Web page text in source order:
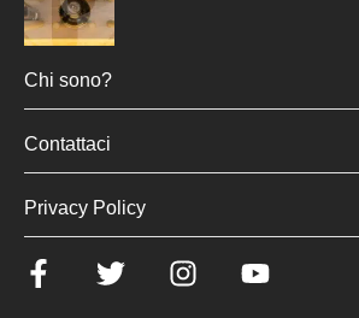
Chi sono?
Contattaci
Privacy Policy